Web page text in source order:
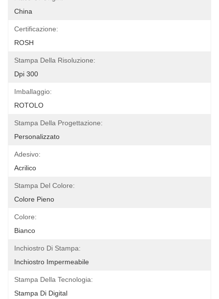
China
Certificazione:
ROSH
Stampa Della Risoluzione:
Dpi 300
Imballaggio:
ROTOLO
Stampa Della Progettazione:
Personalizzato
Adesivo:
Acrilico
Stampa Del Colore:
Colore Pieno
Colore:
Bianco
Inchiostro Di Stampa:
Inchiostro Impermeabile
Stampa Della Tecnologia:
Stampa Di Digital